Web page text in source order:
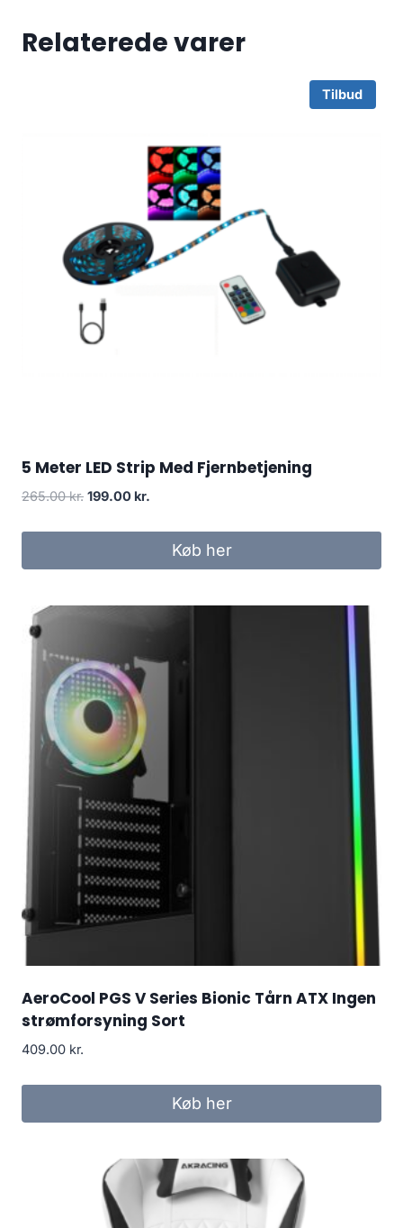
Relaterede varer
Tilbud
5 Meter LED Strip Med Fjernbetjening
265.00kr. Original
was:
199.00 kr.
is:
199.00 kr..
Køb her
AeroCool PGS V Series Bionic Tårn ATX Ingen
strømforsyning Sort
409.00 kr.
Køb her